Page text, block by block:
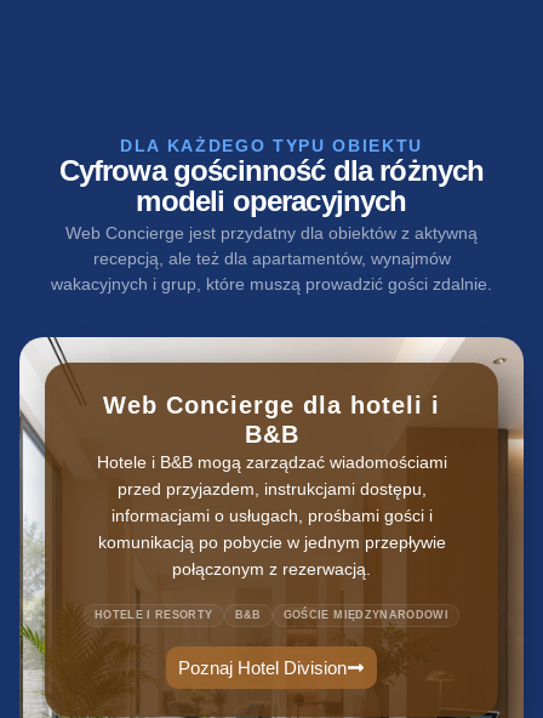
DLA KAŻDEGO TYPU OBIEKTU
Cyfrowa gościnność dla różnych
modeli operacyjnych
Web Concierge jest przydatny dla obiektów z aktywną
recepcją, ale też dla apartamentów, wynajmów
wakacyjnych i grup, które muszą prowadzić gości zdalnie.
Web Concierge dla hoteli i
B&B
Hotele i B&B mogą zarządzać wiadomościami
przed przyjazdem, instrukcjami dostępu,
informacjami o usługach, prośbami gości i
komunikacją po pobycie w jednym przepływie
połączonym z rezerwacją.
HOTELE I RESORTY B&B GOŚCIE MIĘDZYNARODOWI
Poznaj Hotel Division